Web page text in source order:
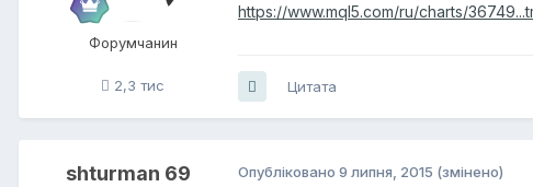
Форумчанин
2,3 тис
https://www.mql5.com/ru/charts/
Цитата
shturman 69 Опубліковано 9 липня, 2015 (змінено)